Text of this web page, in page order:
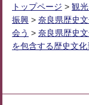
トップページ > 観
振興 > 奈良県歴史
会う > 奈良県歴史
を包含する歴史文